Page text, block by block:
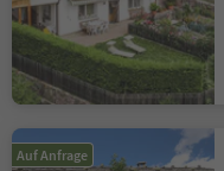
Auf Anfrage